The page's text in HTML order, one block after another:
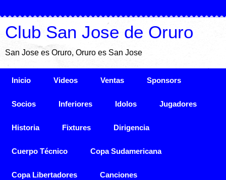
Club San Jose de Oruro
San Jose es Oruro, Oruro es San Jose
Inicio Videos Ventas Sponsors
Socios Inferiores Idolos Jugadores
Historia Fixtures Dirigencia
Cuerpo Técnico Copa Sudamericana
Copa Libertadores Canciones